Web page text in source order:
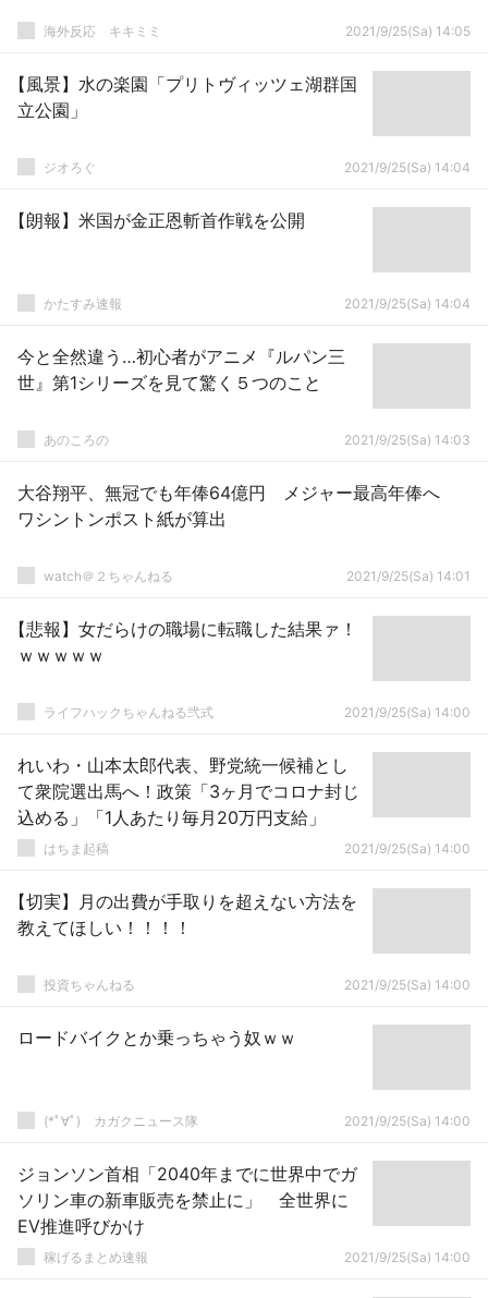
­海外反応 キキミミ 2021/9/25(Sa) 14:05
【風景】水の楽園「プリトヴィッツェ湖群国
立公園」
ジオろぐ 2021/9/25(Sa) 14:04
【朗報】米国が金正恩斬首作戦を公開
かたすみ速報 2021/9/25(Sa) 14:04
今と全然違う…初心者がアニメ『ルパン三
世』第1シリーズを見て驚く５つのこと
あのころの 2021/9/25(Sa) 14:03
大谷翔平、無冠でも年俸64億円 メジャー最高年俸へ
ワシントンポスト紙が算出
watch＠２ちゃんねる 2021/9/25(Sa) 14:01
【悲報】女だらけの職場に転職した結果ァ！
ｗｗｗｗｗ
ライフハックちゃんねる弐式 2021/9/25(Sa) 14:00
れいわ・山本太郎代表、野党統一候補とし
て衆院選出馬へ！政策「3ヶ月でコロナ封じ
込める」「1人あたり毎月20万円支給」
はちま起稿 2021/9/25(Sa) 14:00
【切実】月の出費が手取りを超えない方法を
教えてほしい！！！！
投資ちゃんねる 2021/9/25(Sa) 14:00
ロードバイクとか乗っちゃう奴ｗｗ
(*ﾟ∀ﾟ)ゞカガクニュース隊 2021/9/25(Sa) 14:00
ジョンソン首相「2040年までに世界中でガ
ソリン車の新車販売を禁止に」 全世界に
EV推進呼びかけ
稼げるまとめ速報 2021/9/25(Sa) 14:00